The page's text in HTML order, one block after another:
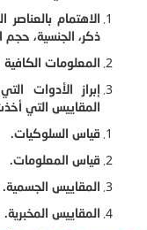
الاهتمام بالعناصر
ذكر، الجنسية، حجم
المعلومات الكافية
إبراز الأدوات
المقاييس التي
قياس السلوكيات.
قياس المعلومات.
المقاييس الجسمية.
المقاييس المخبرية.